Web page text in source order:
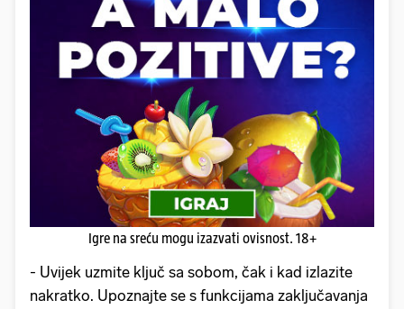
Igre na sreću mogu izazvati ovisnost. 18+
- Uvijek uzmite ključ sa sobom, čak i kad izlazite
nakratko. Upoznajte se s funkcijama zaključavanja